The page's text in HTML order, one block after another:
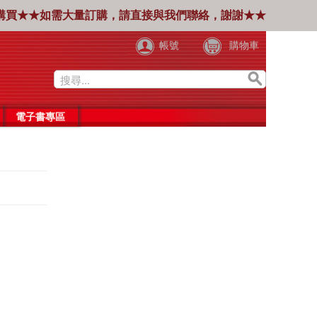
買★★如需大量訂購，請直接與我們聯絡，謝謝★★
帳號 購物車
電子書專區